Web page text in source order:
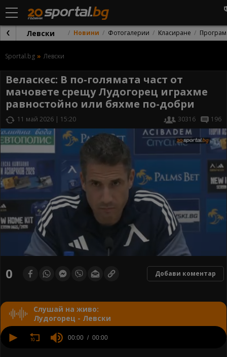
Левски Новини Фотогалерии Класиране
Sportal.bg Левски
Веласкес: В по-голямата част от
мачовете срещу Лудогорец играхме
равностойно или бяхме по-добри
11 май 2026 | 15:20 30316 196
of0 Добави коментар
Слушай на живо:
Лудогорец - Левски
0
seconds
00:00 00:00